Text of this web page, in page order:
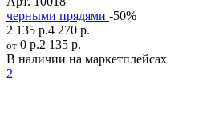
черными прядями -50%
2 135 р.4 270 р.
от 0 р.2 135 р.
В наличии на маркетплейсах
2